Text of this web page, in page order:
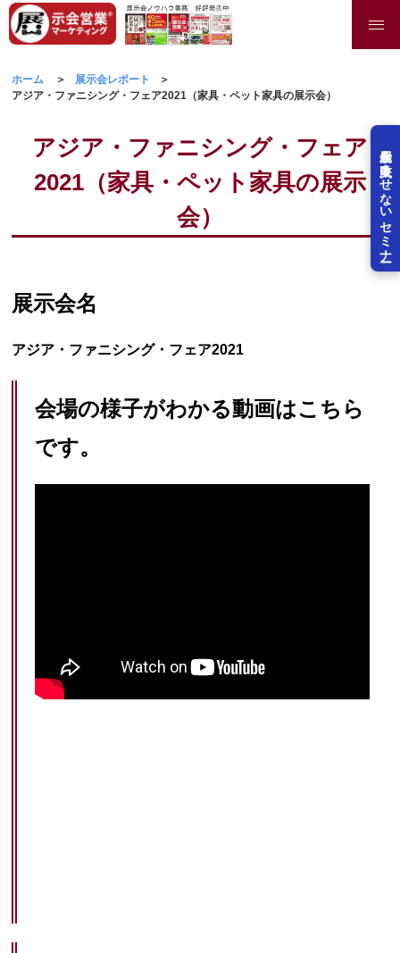
展示会を失敗させないセミナー
ホーム
展示会レポート
アジア・ファニシング・フェア2021（家具・ペット家具の展示会）
アジア・ファニシング・フェア
2021（家具・ペット家具の展示
会）
展示会名
アジア・ファニシング・フェア2021
会場の様子がわかる動画はこちら
です。